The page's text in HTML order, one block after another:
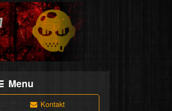
Menu
Kontakt